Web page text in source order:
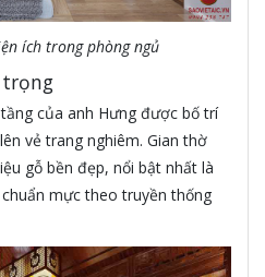
ích trong phòng ngủ
trọng
của anh Hưng được bố trí
vẻ trang nghiêm. Gian thờ
gỗ bền đẹp, nổi bật nhất là
mực theo truyền thống